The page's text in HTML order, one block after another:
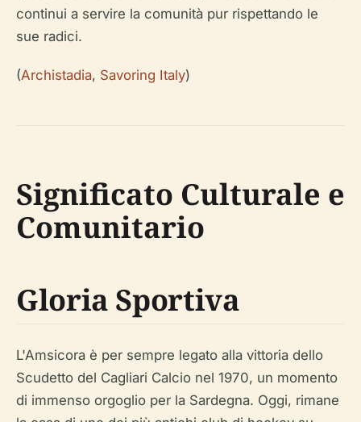
continui a servire la comunità pur rispettando le
sue radici.
(Archistadia, Savoring Italy)
Significato Culturale e
Comunitario
Gloria Sportiva
L'Amsicora è per sempre legato alla vittoria dello
Scudetto del Cagliari Calcio nel 1970, un momento
di immenso orgoglio per la Sardegna. Oggi, rimane